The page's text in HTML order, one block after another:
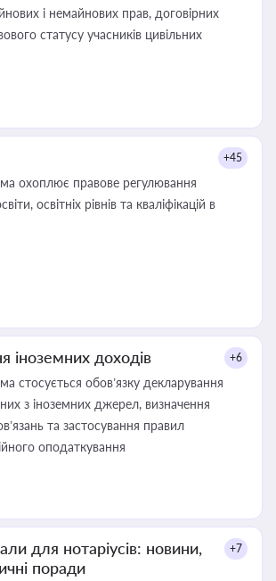
і немайнових прав, договірних
статусу учасників цивільних
+45
охоплює правове регулювання
освітніх рівнів та кваліфікацій в
іноземних доходів +6
стосується обов’язку декларування
з іноземних джерел, визначення
та застосування правил
оподаткування
для нотаріусів: новини,
поради
+7